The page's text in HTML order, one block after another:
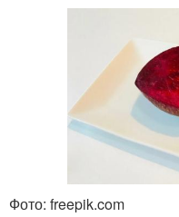
Фото: freepik.com